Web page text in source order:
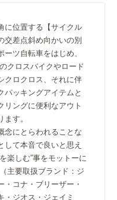
に位置する【サイクル
交差点斜め向かいの別
ツ自転車をはじめ、
クロスバイクやロード
クロクロス、それに伴
パッキングアイテムと
リングに便利なアウト
す。
念にとらわれることな
して本音で良いと思え
楽しむ”事をモットーに
主要取扱ブランド：ジ
・コナ・ブリーザー・
・ジオス・ジェイミ